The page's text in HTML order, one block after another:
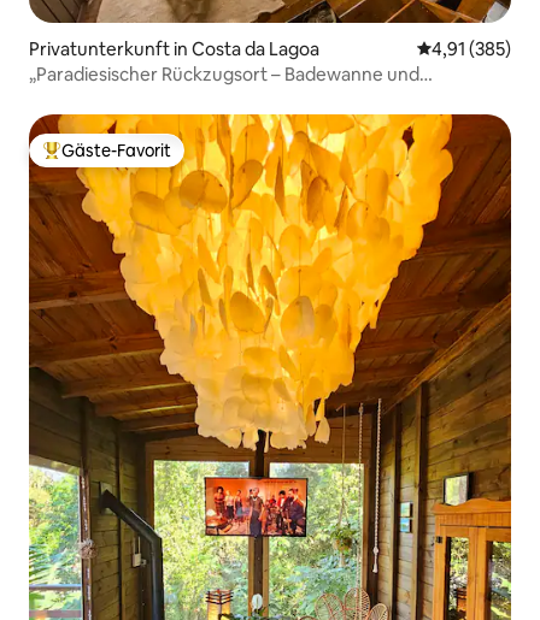
Privatunterkunft in Costa da Lagoa
4,91 (385)
„Paradiesischer Rückzugsort – Badewanne und
Beliebter Gäste-Favorit.
Gäste-Favorit